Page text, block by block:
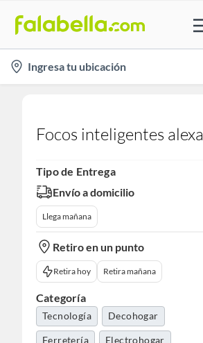
location-
icon
Ingresa tu ubicación
Focos inteligentes alexa
Tipo de Entrega
Envío a domicilio
Llega mañana
Retiro en un punto
Retira hoy Retira mañana
Categoría
Tecnología Decohogar
Ferretería Electrohogar